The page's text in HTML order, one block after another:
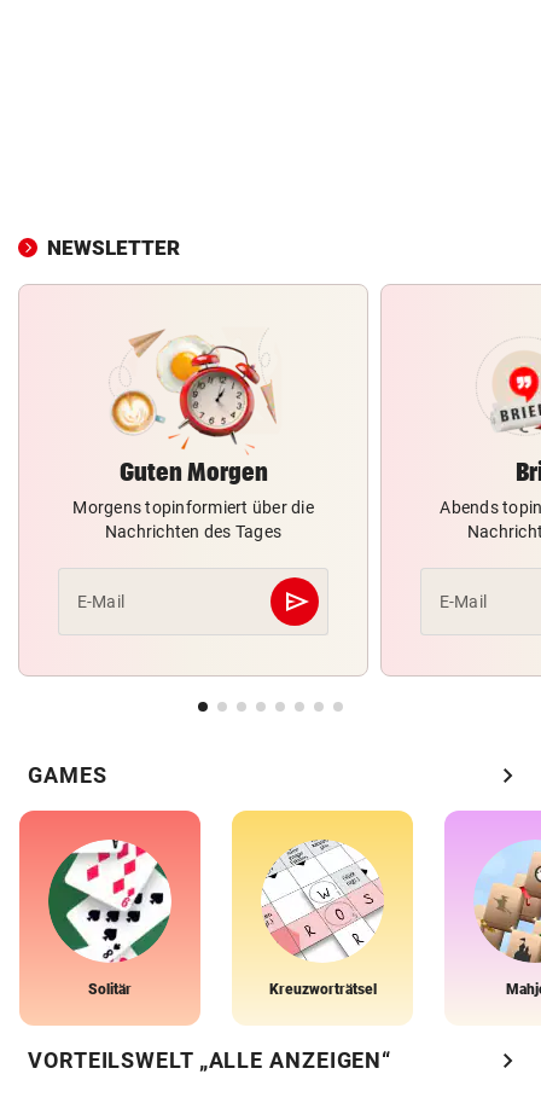
NEWSLETTER
Guten Morgen
Morgens topinformiert über die
Nachrichten des Tages
E-Mail send
Abschicken
Abends
E-Mail
GAMES chevron_right
Solitär Kreuzworträtsel
VORTEILSWELT „ALLE ANZEIGEN“ chevron_right